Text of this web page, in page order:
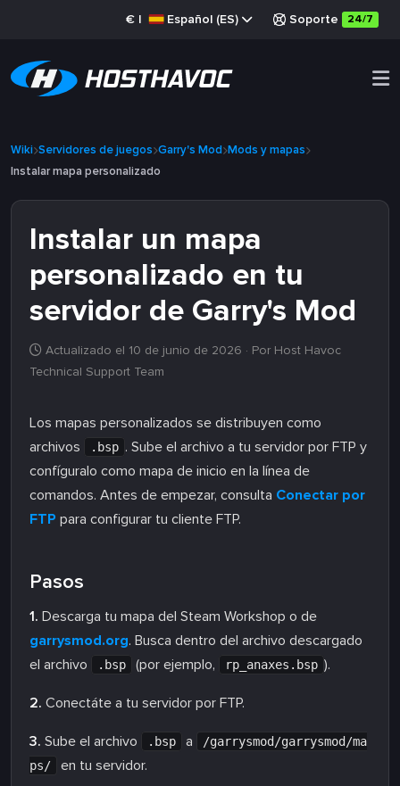
€ | Español (ES) Soporte 24/7
Wiki Servidores de juegos Garry's Mod Mods y mapas
Instalar mapa personalizado
Instalar un mapa
personalizado en tu
servidor de Garry's Mod
Actualizado el 10 de junio de 2026 · Por Host Havoc
Technical Support Team
Los mapas personalizados se distribuyen como
archivos
.bsp . Sube el archivo a tu servidor por FTP y
confíguralo como mapa de inicio en la línea de
comandos. Antes de empezar, consulta Conectar por
FTP para configurar tu cliente FTP.
Pasos
1. Descarga tu mapa del Steam Workshop o de
garrysmod.org. Busca dentro del archivo descargado
el archivo
.bsp (por ejemplo, rp_anaxes.bsp ).
2. Conectáte a tu servidor por FTP.
3. Sube el archivo .bsp a
/garrysmod/garrysmod/ma
ps/
en tu servidor.